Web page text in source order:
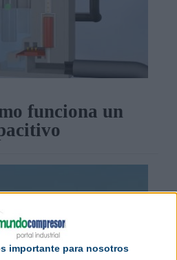
importante para nosotros
funciona un